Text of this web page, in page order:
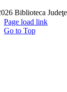
Biblioteca
Page load link
Go to Top